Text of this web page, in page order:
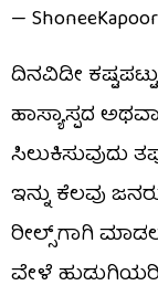
—
ದಿನವಿಡೀ
ಹಾಸ್ಯಾಸ್ಪದ
ಸಿಲುಕಿಸುವುದು
ಇನ್ನು ಕೆಲವು
ರೀಲ್ಸ್‌ಗಾಗಿ
ವೇಳೆ